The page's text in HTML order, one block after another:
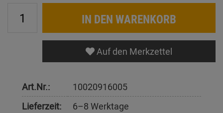
IN DEN WARENKORB
Auf den Merkzettel
Art.Nr.:
10020916005
Lieferzeit:
6–8 Werktage